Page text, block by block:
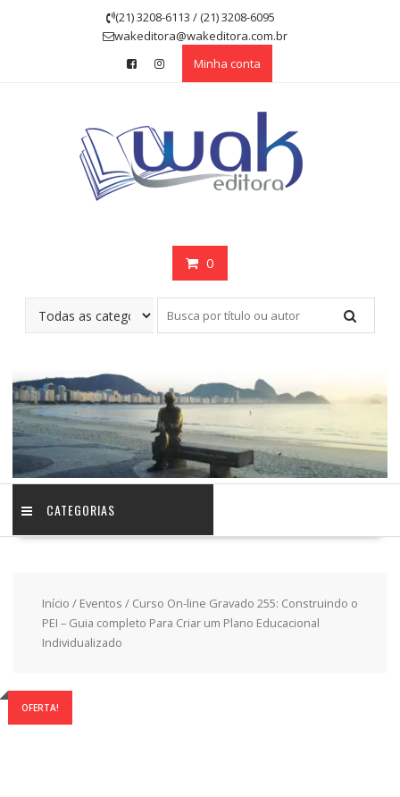
(21) 3208-6113 / (21) 3208-6095
wakeditora@wakeditora.com.br
Minha conta
0
CATEGORIAS
Início / Eventos / Curso On-line Gravado 255: Construindo o
PEI – Guia completo Para Criar um Plano Educacional
Individualizado
OFERTA!